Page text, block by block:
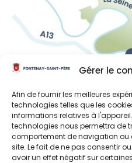
Gérer le
Afin de fournir les meilleures
technologies telles que les
informations relatives à
technologies nous permettra de
comportement de navigation ou
site. Le fait de ne pas consentir
avoir un effet négatif sur
Liens utiles
Région Île-de-France
Département des Yvelines
Grand Paris Seine et Oise